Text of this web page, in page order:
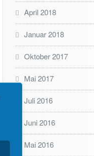
April 2018
Januar 2018
Oktober 2017
Mai 2017
Juli 2016
Juni 2016
Mai 2016